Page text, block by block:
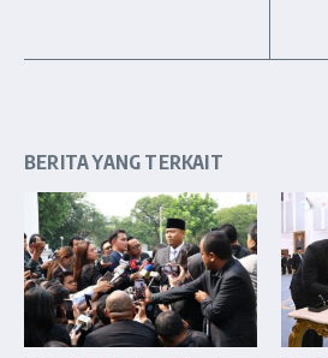
BERITA YANG TERKAIT